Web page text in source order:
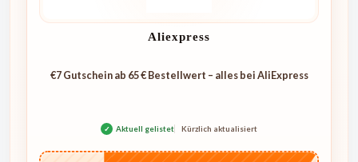
Aliexpress
€7 Gutschein ab 65 € Bestellwert – alles bei AliExpress
✓ Aktuell gelistet Kürzlich aktualisiert